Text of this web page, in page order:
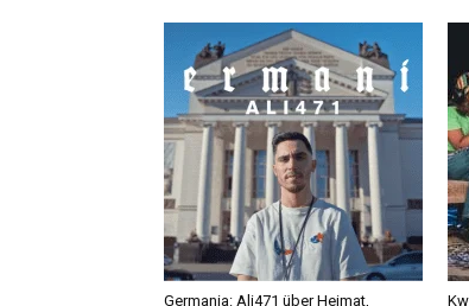
Germania: Ali471 über Heimat,